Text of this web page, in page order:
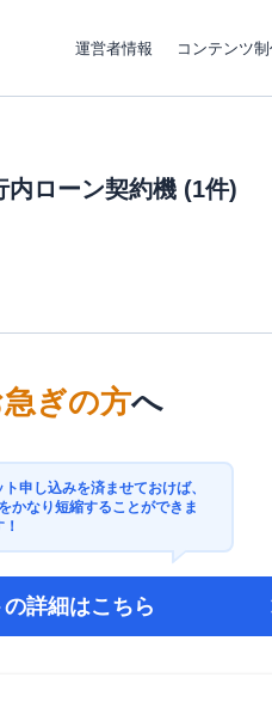
運営者情報 コンテンツ
ローン契約機 (1件)
ぎの方へ
申し込みを済ませておけば、
かなり短縮することができま
の詳細はこちら